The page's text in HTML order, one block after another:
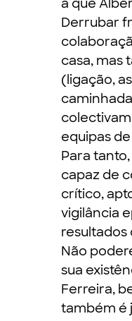
a que
Derrubar
casa, mas
(ligação,
equipas
Para
capaz de
crítico,
vigilância
resultados
Não
sua
Ferreira,
também é